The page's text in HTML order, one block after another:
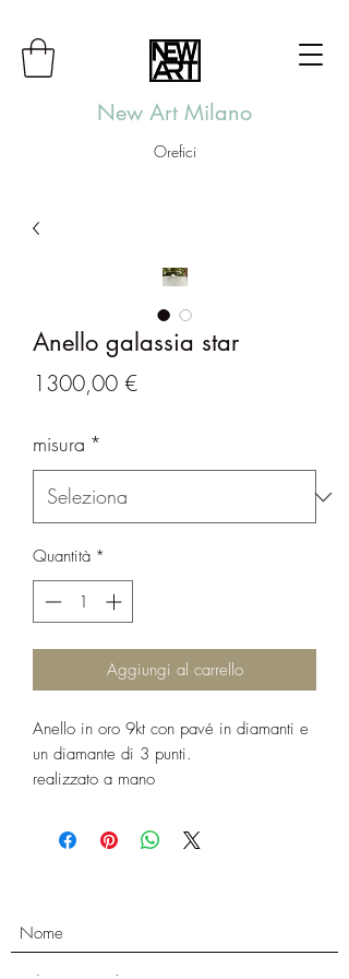
New Art Milano
Orefici
Anello galassia star
1300,00 €Prezzo
misura *
Quantità *
Aggiungi al carrello
Anello in oro 9kt con pavé in diamanti e
un diamante di 3 punti.
realizzato a mano